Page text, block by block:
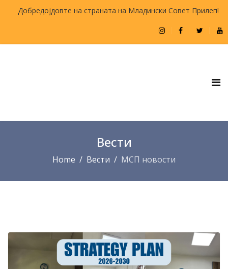
Добредојдовте на страната на Младински Совет Прилеп!
Вести
Home Вести МСП новости